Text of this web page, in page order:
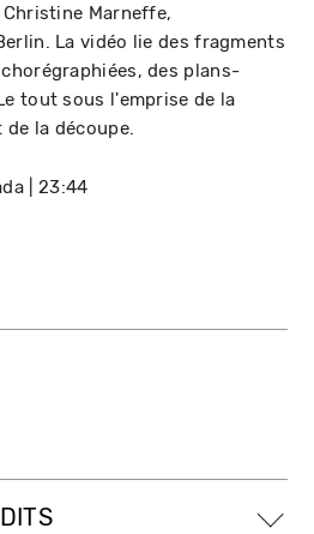
Marneffe,
La vidéo lie des fragments
des plans-
tout sous l'emprise de la
la découpe.
23:44